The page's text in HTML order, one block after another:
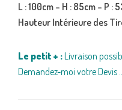
L : 100cm – H : 85cm – P :
Hauteur Intérieure des
Le petit + :Livraison
Demandez-moi votre Devis ..